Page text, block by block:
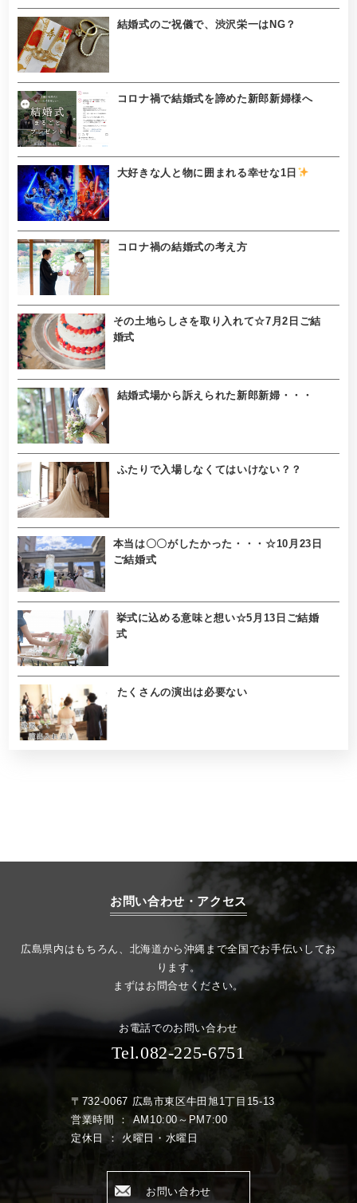
結婚式のご祝儀で、渋沢栄一はNG？
コロナ禍で結婚式を諦めた新郎新婦様へ
大好きな人と物に囲まれる幸せな1日
コロナ禍の結婚式の考え方
その土地らしさを取り入れて☆7月2日ご結
婚式
結婚式場から訴えられた新郎新婦・・・
ふたりで入場しなくてはいけない？？
本当は〇〇がしたかった・・・☆10月23日
ご結婚式
挙式に込める意味と想い☆5月13日ご結婚
式
たくさんの演出は必要ない
お問い合わせ・アクセス
広島県内はもちろん、北海道から沖縄まで全国でお手伝いしてお
ります。
まずはお問合せください。
お電話でのお問い合わせ
Tel.082-225-6751
〒732-0067 広島市東区牛田旭1丁目15-13
営業時間 ： AM10:00～PM7:00
定休日 ： 火曜日・水曜日
お問い合わせ